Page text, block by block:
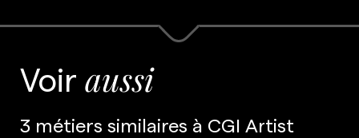
Voir aussi
3 métiers similaires à CGI Artist